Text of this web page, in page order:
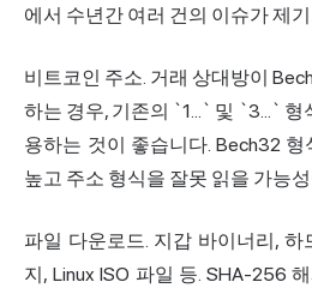
에서 수년간 여러 건의 이슈가 제
비트코인 주소. 거래 상대방이
하는 경우, 기존의 `1...` 및 `3...`
용하는 것이 좋습니다. Bech32
높고 주소 형식을 잘못 읽을 가능
파일 다운로드. 지갑 바이너리,
지, Linux ISO 파일 등. SHA-256